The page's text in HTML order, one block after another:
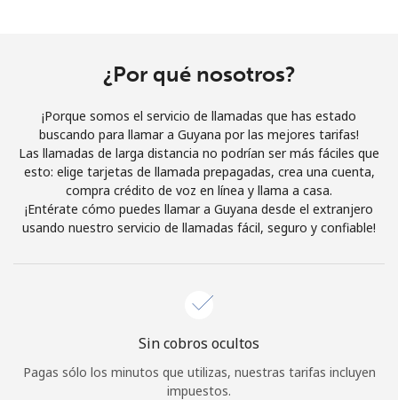
Únete
¡Hola!
Inicia sesión oREGÍSTRATE →
¿Olvidaste tu contraseña? →
¿Por qué nosotros?
¡Porque somos el servicio de llamadas que has estado
buscando para llamar a Guyana por las mejores tarifas!
Las llamadas de larga distancia no podrían ser más fáciles que
esto: elige tarjetas de llamada prepagadas, crea una cuenta,
compra crédito de voz en línea y llama a casa.
¡Entérate cómo puedes llamar a Guyana desde el extranjero
usando nuestro servicio de llamadas fácil, seguro y confiable!
Sin cobros ocultos
Pagas sólo los minutos que utilizas, nuestras tarifas incluyen
impuestos.